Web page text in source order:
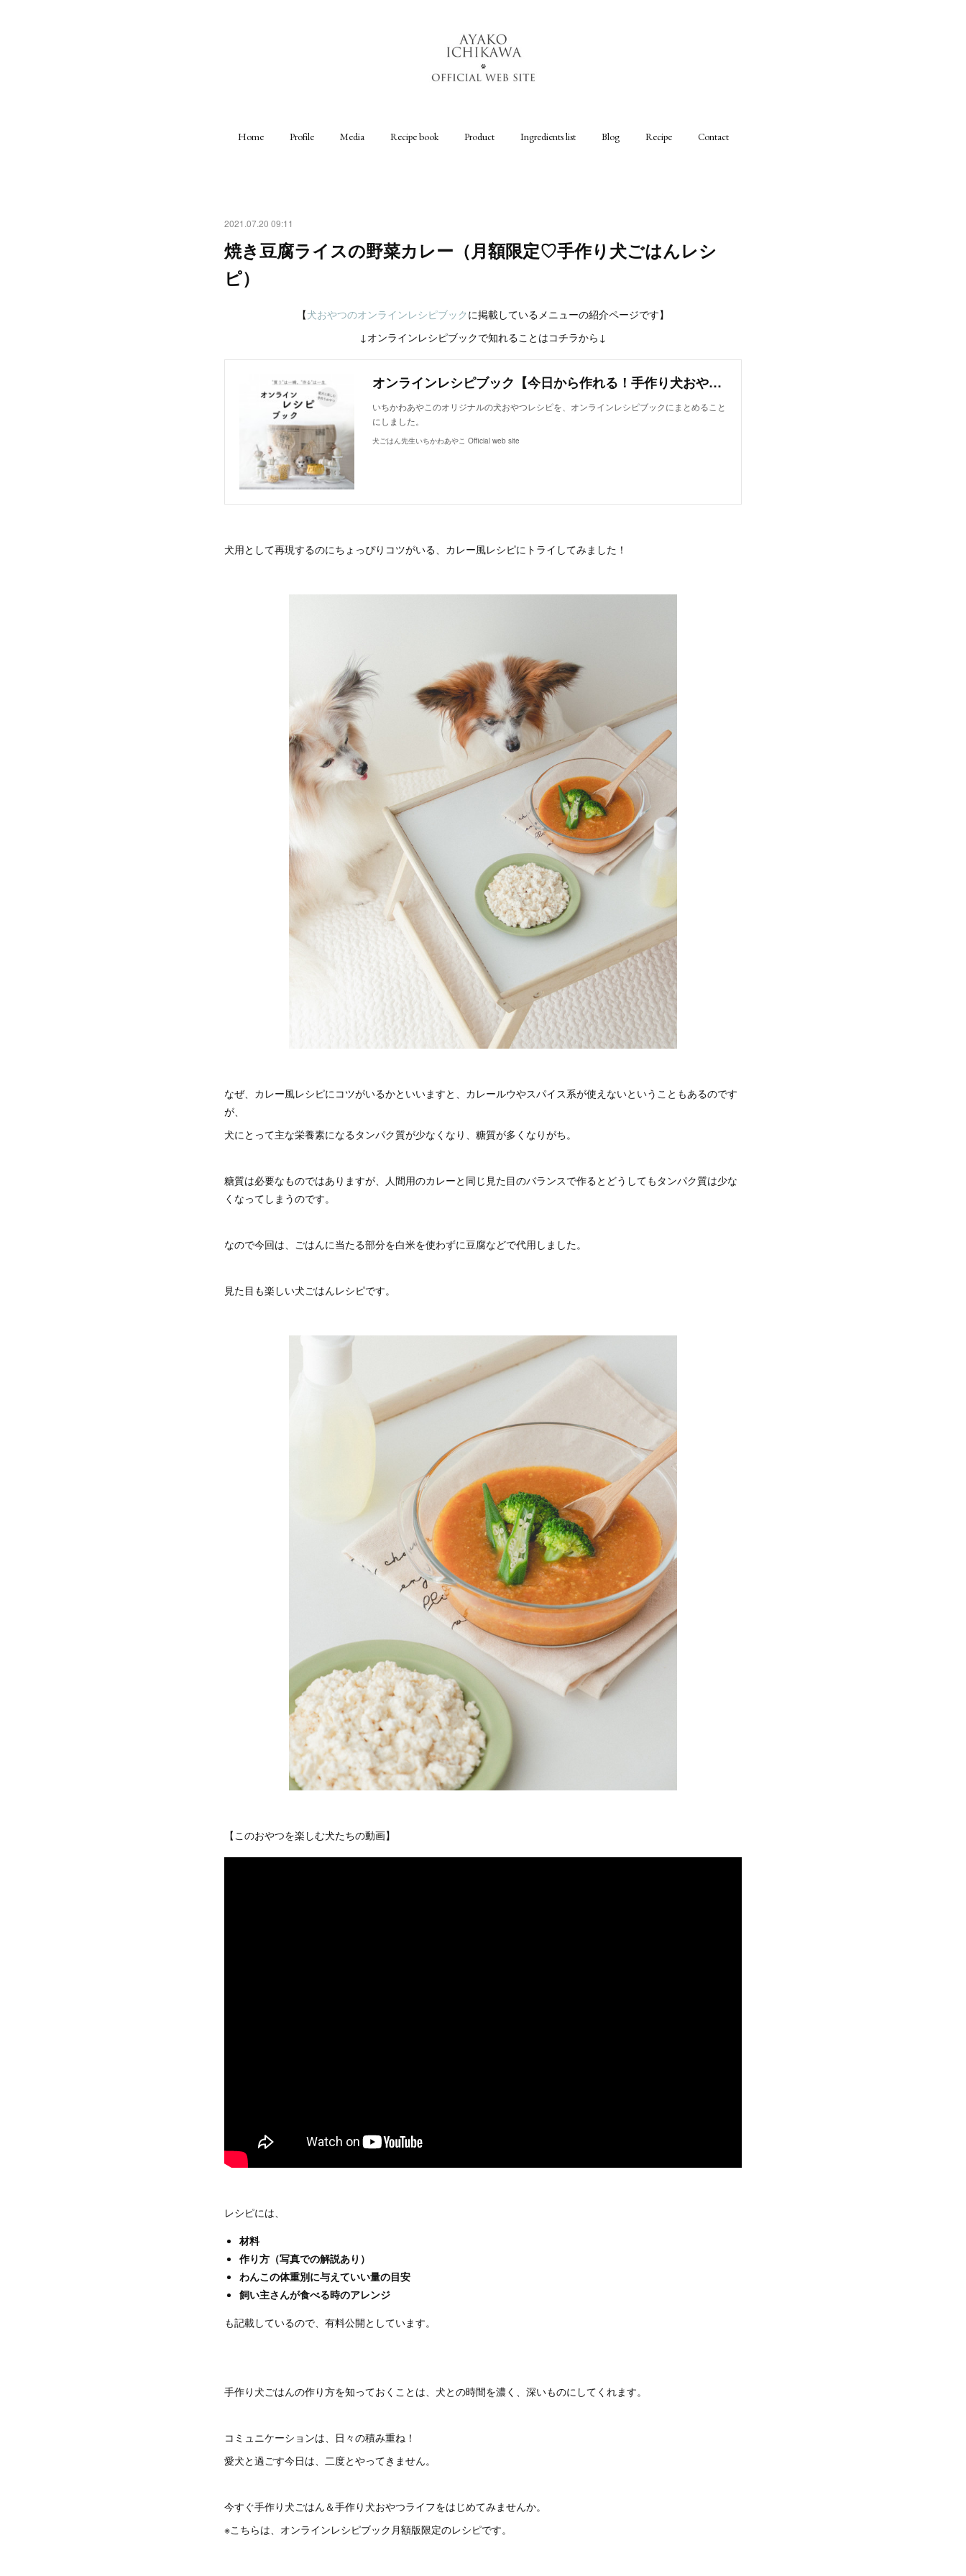
Home Profile Media Recipe book Product Ingredients list Blog Recipe Contact
2021.07.20 09:11
焼き豆腐ライスの野菜カレー（月額限定♡手作り犬ごはんレシ
ピ）
【犬おやつのオンラインレシピブックに掲載しているメニューの紹介ページです】
↓オンラインレシピブックで知れることはコチラから↓
オンラインレシピブック【今日から作れる！手作り犬おやつレシピ】
いちかわあやこのオリジナルの犬おやつレシピを、オンラインレシピブックにまとめること
にしました。
犬ごはん先生いちかわあやこ Official web site
犬用として再現するのにちょっぴりコツがいる、カレー風レシピにトライしてみました！
なぜ、カレー風レシピにコツがいるかといいますと、カレールウやスパイス系が使えないということもあるのです
が、
犬にとって主な栄養素になるタンパク質が少なくなり、糖質が多くなりがち。
糖質は必要なものではありますが、人間用のカレーと同じ見た目のバランスで作るとどうしてもタンパク質は少な
くなってしまうのです。
なので今回は、ごはんに当たる部分を白米を使わずに豆腐などで代用しました。
見た目も楽しい犬ごはんレシピです。
【このおやつを楽しむ犬たちの動画】
レシピには、
材料
作り方（写真での解説あり）
わんこの体重別に与えていい量の目安
飼い主さんが食べる時のアレンジ
も記載しているので、有料公開としています。
手作り犬ごはんの作り方を知っておくことは、犬との時間を濃く、深いものにしてくれます。
コミュニケーションは、日々の積み重ね！
愛犬と過ごす今日は、二度とやってきません。
今すぐ手作り犬ごはん＆手作り犬おやつライフをはじめてみませんか。
※こちらは、オンラインレシピブック月額版限定のレシピです。